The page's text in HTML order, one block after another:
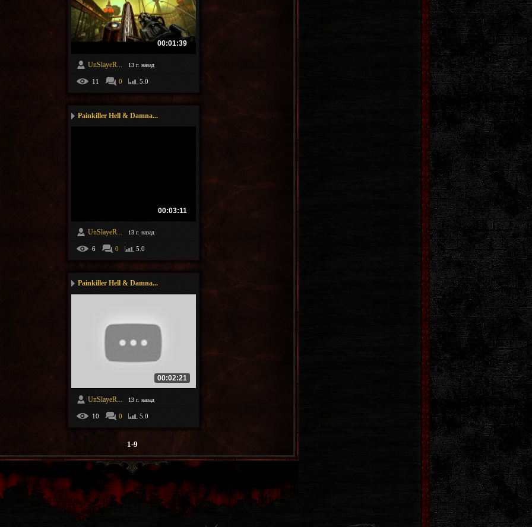
00:01:39
UnSlayeR... 13 г. назад
11 0 5.0
Painkiller Hell & Damna...
00:03:11
UnSlayeR... 13 г. назад
6 0 5.0
Painkiller Hell & Damna...
00:02:21
UnSlayeR... 13 г. назад
10 0 5.0
1-9